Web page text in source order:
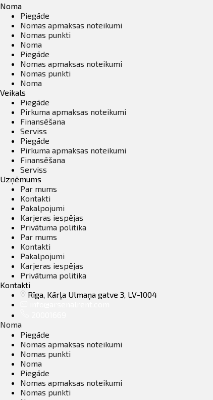
Noma
Piegāde
Nomas apmaksas noteikumi
Nomas punkti
Noma
Piegāde
Nomas apmaksas noteikumi
Nomas punkti
Noma
Veikals
Piegāde
Pirkuma apmaksas noteikumi
Finansēšana
Serviss
Piegāde
Pirkuma apmaksas noteikumi
Finansēšana
Serviss
Uzņēmums
Par mums
Kontakti
Pakalpojumi
Karjeras iespējas
Privātuma politika
Par mums
Kontakti
Pakalpojumi
Karjeras iespējas
Privātuma politika
Kontakti
Rīga, Kārļa Ulmaņa gatve 3, LV-1004
Noma
Piegāde
Nomas apmaksas noteikumi
Nomas punkti
Noma
Piegāde
Nomas apmaksas noteikumi
Nomas punkti